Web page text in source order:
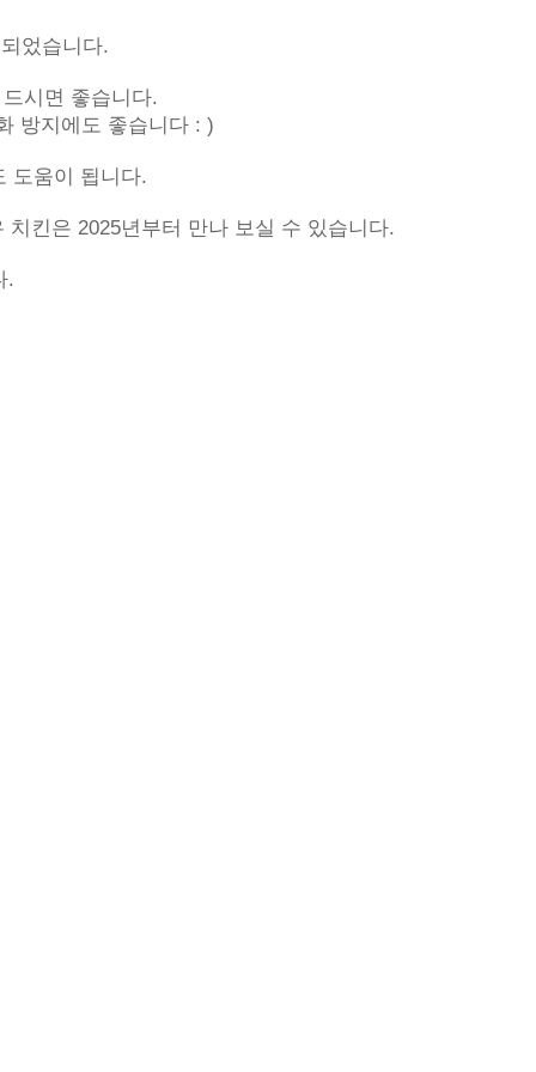
었습니다.
시면 좋습니다.
방지에도 좋습니다 : )
도움이 됩니다.
킨은 2025년부터 만나 보실 수 있습니다.
.